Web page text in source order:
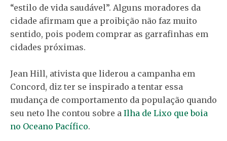
“estilo de vida saudável”. Alguns moradores da
cidade afirmam que a proibição não faz muito
sentido, pois podem comprar as garrafinhas em
cidades próximas.
Jean Hill, ativista que liderou a campanha em
Concord, diz ter se inspirado a tentar essa
mudança de comportamento da população quando
seu neto lhe contou sobre a Ilha de Lixo que boia
no Oceano Pacífico.